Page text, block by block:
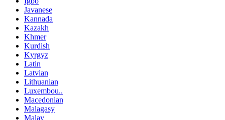
Javanese
Kannada
Kazakh
Khmer
Kurdish
Kyrgyz
Latin
Latvian
Lithuanian
Luxembou..
Macedonian
Malagasy
Malay